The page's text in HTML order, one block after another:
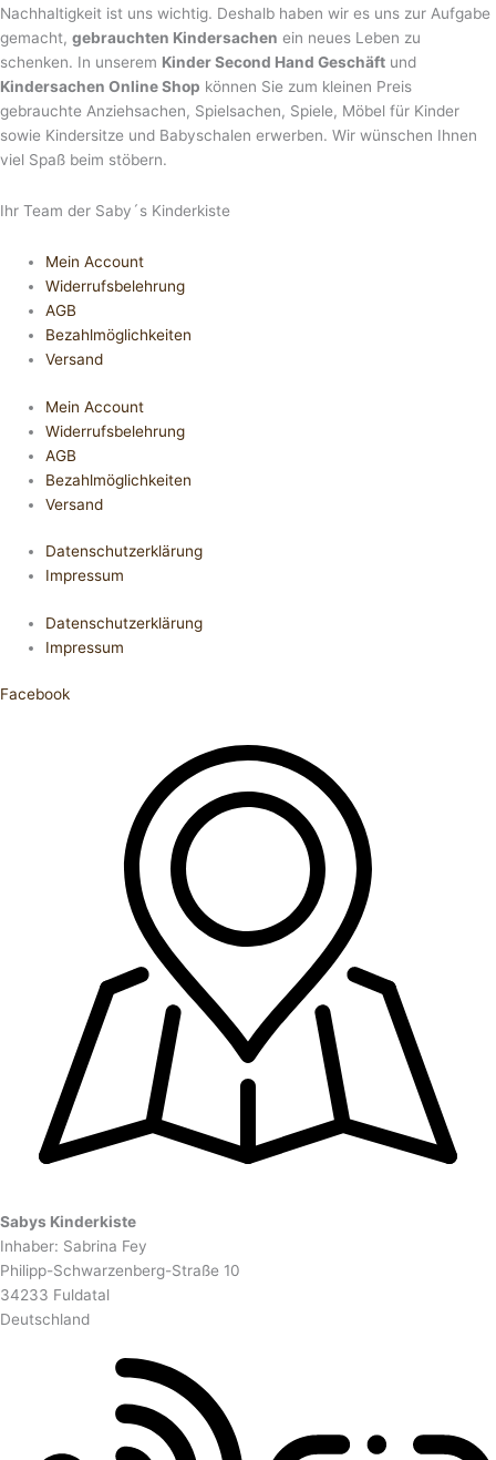
Nachhaltigkeit ist uns wichtig. Deshalb haben wir es uns zur Aufgabe
gemacht, gebrauchten Kindersachen ein neues Leben zu
schenken. In unserem Kinder Second Hand Geschäft und
Kindersachen Online Shop können Sie zum kleinen Preis
gebrauchte Anziehsachen, Spiel­sachen, Spiele, Möbel für Kinder
sowie Kindersitze und Babyschalen erwerben. Wir wünschen Ihnen
viel Spaß beim stöbern.
Ihr Team der Saby´s Kinderkiste
Mein Account
Widerrufsbelehrung
AGB
Bezahlmöglichkeiten
Versand
Mein Account
Widerrufsbelehrung
AGB
Bezahlmöglichkeiten
Versand
Datenschutzerklärung
Impressum
Datenschutzerklärung
Impressum
Facebook
Sabys Kinderkiste
Inhaber: Sabrina Fey
Philipp-Schwarzenberg-Straße 10
34233 Fuldatal
Deutschland